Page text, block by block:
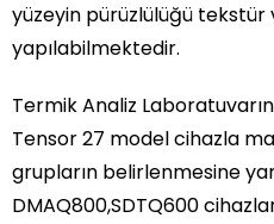
yüzeyin pürüzlülüğü tekstür
yapılabilmektedir.
Termik Analiz
Tensor 27 model cihazla
grupların belirlenmesine
DMAQ800,SDTQ600